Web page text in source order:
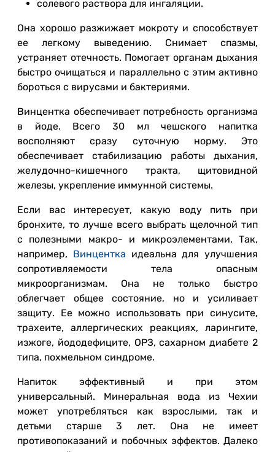
солевого раствора для ингаляции.
Она хорошо разжижает мокроту и способствует
ее легкому выведению. Снимает спазмы,
устраняет отечность. Помогает органам дыхания
быстро очищаться и параллельно с этим активно
бороться с вирусами и бактериями.
Винцентка обеспечивает потребность организма
в йоде. Всего 30 мл чешского напитка
восполняют сразу суточную норму. Это
обеспечивает стабилизацию работы дыхания,
желудочно-кишечного тракта, щитовидной
железы, укрепление иммунной системы.
Если вас интересует, какую воду пить при
бронхите, то лучше всего выбрать щелочной тип
с полезными макро- и микроэлементами. Так,
например, Винцентка идеальна для улучшения
сопротивляемости тела опасным
микроорганизмам. Она не только быстро
облегчает общее состояние, но и усиливает
защиту. Ее можно использовать при синусите,
трахеите, аллергических реакциях, ларингите,
изжоге, йододефиците, ОРЗ, сахарном диабете 2
типа, похмельном синдроме.
Напиток эффективный и при этом
универсальный. Минеральная вода из Чехии
может употребляться как взрослыми, так и
детьми старше 3 лет. Она не имеет
противопоказаний и побочных эффектов. Далеко